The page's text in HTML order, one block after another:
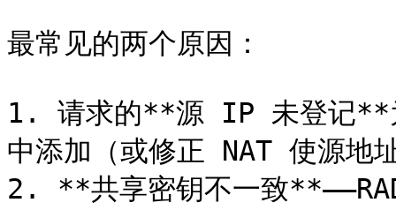
最常见的两个原因：
1. 请求的**源 IP 未登记**
中添加（或修正 NAT 使源地
2. **共享密钥不一致